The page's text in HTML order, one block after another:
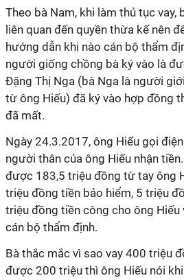
Theo bà Nam, khi làm thủ tục vay,
liên quan đến quyền thừa kế nên
hướng dẫn khi nào cán bộ thẩm
người giống chồng bà ký vào là
Đặng Thị Nga (bà Nga là người
từ ông Hiếu) đã ký vào hợp đồng
đã mất.
Ngày 24.3.2017, ông Hiếu gọi
người thân của ông Hiếu nhận
được 183,5 triệu đồng từ tay ông
triệu đồng tiền bảo hiểm, 5 triệu
triệu đồng tiền công cho ông Hiếu
cán bộ thẩm định.
Bà thắc mắc vì sao vay 400 triệu
được 200 triệu thì ông Hiếu nói